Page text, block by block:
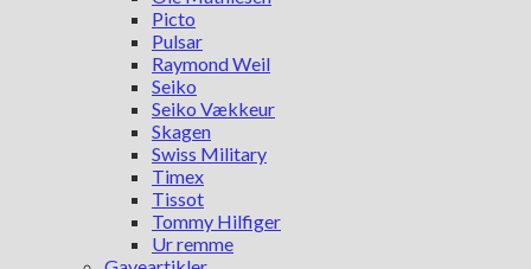
Picto
Pulsar
Raymond Weil
Seiko
Seiko Vækkeur
Skagen
Swiss Military
Timex
Tissot
Tommy Hilfiger
Ur remme